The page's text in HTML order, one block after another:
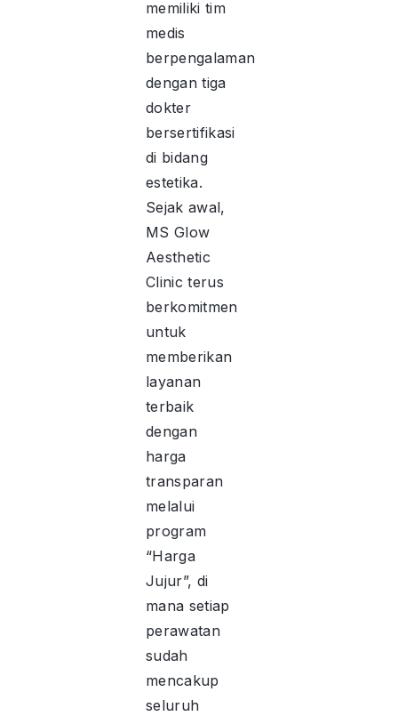
memiliki tim
medis
berpengalaman
dengan tiga
dokter
bersertifikasi
di bidang
estetika.
Sejak awal,
MS Glow
Aesthetic
Clinic terus
berkomitmen
untuk
memberikan
layanan
terbaik
dengan
harga
transparan
melalui
program
“Harga
Jujur”, di
mana setiap
perawatan
sudah
mencakup
seluruh